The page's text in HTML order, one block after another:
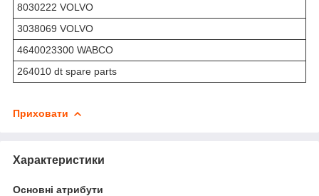
8030222 VOLVO
3038069 VOLVO
4640023300 WABCO
264010 dt spare parts
Приховати
Характеристики
Основні атрибути